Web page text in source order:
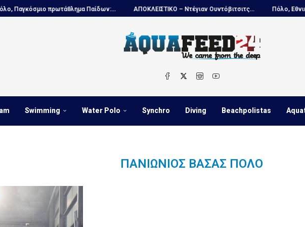
πρωτάθλημα Παίδων:... ΑΠΟΚΛΕΙΣΤΙΚΟ – Ντέγιαν Ουντόβιτσιτς... Πόλο, Εθνική
Swimming Water Polo Synchro Diving Beachpolistas
ΠΑΝΙΏΝΙΟΣ ΒΆΣΑΣ ΠΌΛΟ